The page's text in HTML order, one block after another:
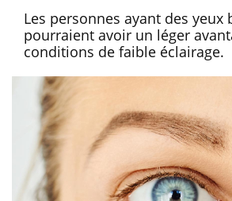
Les personnes ayant des yeux
pourraient avoir un léger
conditions de faible éclairage.